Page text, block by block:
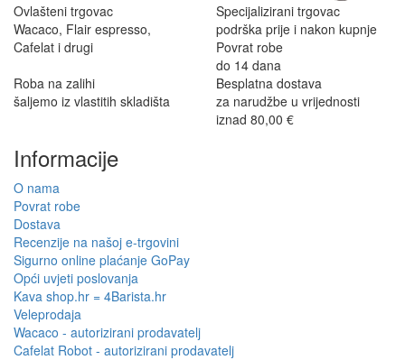
Ovlašteni trgovac
Wacaco, Flair espresso,
Cafelat i drugi
Specijalizirani trgovac
podrška prije i nakon kupnje
Povrat robe
do 14 dana
Roba na zalihi
šaljemo iz vlastitih skladišta
Besplatna dostava
za narudžbe u vrijednosti
iznad 80,00 €
Informacije
O nama
Povrat robe
Dostava
Recenzije na našoj e-trgovini
Sigurno online plaćanje GoPay
Opći uvjeti poslovanja
Kava shop.hr = 4Barista.hr
Veleprodaja
Wacaco - autorizirani prodavatelj
Cafelat Robot - autorizirani prodavatelj